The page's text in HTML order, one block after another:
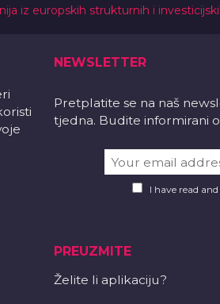
iz europskih strukturnih i
NEWSLETTER
Pretplatite se na naš
tjedna. Budite informirani
I have read
PREUZMITE
Želite li aplikaciju?